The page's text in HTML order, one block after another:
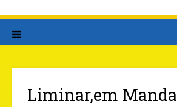
Liminar,em